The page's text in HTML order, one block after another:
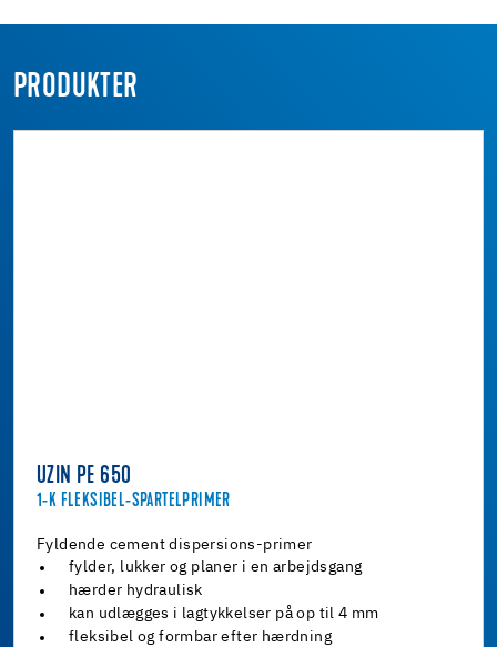
PRODUKTER
UZIN PE 650
1-K FLEKSIBEL-SPARTELPRIMER
Fyldende cement dispersions-primer
fylder, lukker og planer i en arbejdsgang
hærder hydraulisk
kan udlægges i lagtykkelser på op til 4 mm
fleksibel og formbar efter hærdning